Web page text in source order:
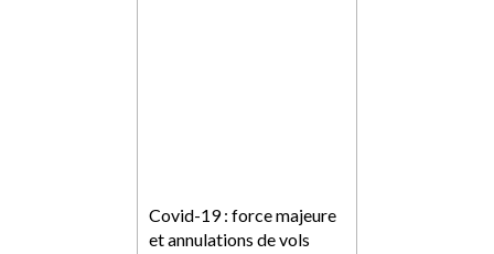
Covid-19 : force majeure
et annulations de vols